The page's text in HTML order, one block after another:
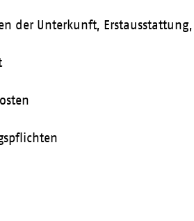
der Unterkunft,